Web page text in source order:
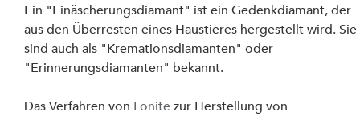
Ein "Einäscherungsdiamant" ist ein Gedenkdiamant, der
aus den Überresten eines Haustieres hergestellt wird. Sie
sind auch als "Kremationsdiamanten" oder
"Erinnerungsdiamanten" bekannt.
Das Verfahren von Lonite zur Herstellung von